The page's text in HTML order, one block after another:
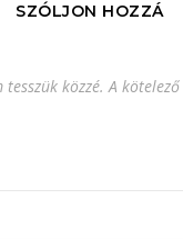
SZÓLJON HOZZÁ
közzé. A